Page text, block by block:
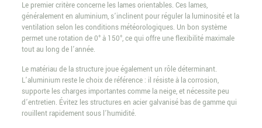
Le premier critère concerne les lames orientables. Ces lames,
généralement en aluminium, s’inclinent pour réguler la luminosité et la
ventilation selon les conditions météorologiques. Un bon système
permet une rotation de 0° à 150°, ce qui offre une flexibilité maximale
tout au long de l’année.
Le matériau de la structure joue également un rôle déterminant.
L’aluminium reste le choix de référence : il résiste à la corrosion,
supporte les charges importantes comme la neige, et nécessite peu
d’entretien. Évitez les structures en acier galvanisé bas de gamme qui
rouillent rapidement sous l’humidité.